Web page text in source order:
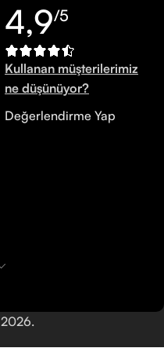
4,9/5
Kullanan müşterilerimiz
ne düşünüyor?
Değerlendirme Yap
2026.